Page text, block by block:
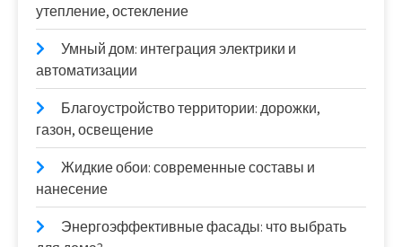
утепление, остекление
Умный дом: интеграция электрики и
автоматизации
Благоустройство территории: дорожки,
газон, освещение
Жидкие обои: современные составы и
нанесение
Энергоэффективные фасады: что выбрать